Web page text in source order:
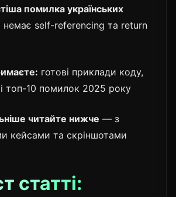
помилка українських
немає self-referencing та return
готові приклади коду,
топ-10 помилок 2025 року
читайте нижче — з
кейсами та скріншотами
статті: